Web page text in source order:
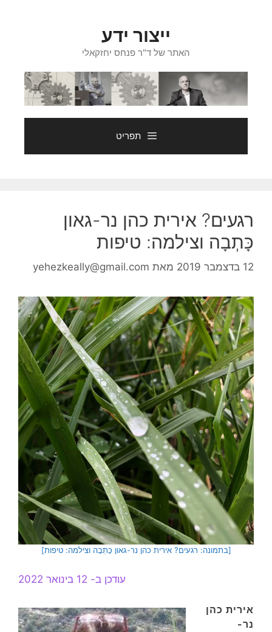
ייצור ידע
האתר של ד"ר פנחס יחזקאלי
תפריט
רגעים? אירית כהן נר-גאון
כָּתְבָה וצילמה: טיפות
12 בדצמבר 2019 מאת yehezkeally@gmail.com
[בתמונה: רגעים? אירית כהן נר-גאון כָּתְבָה וצילמה: טיפות]
עודכן ב- 12 בינואר 2022
אירית כהן
נר-